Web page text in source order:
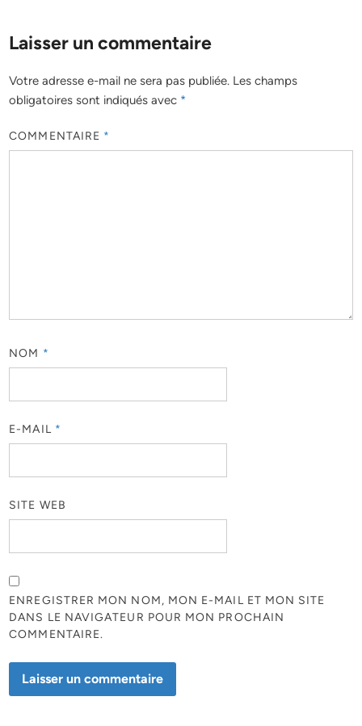
Laisser un commentaire
Votre adresse e-mail ne sera pas publiée. Les champs
obligatoires sont indiqués avec *
COMMENTAIRE *
NOM *
E-MAIL *
SITE WEB
ENREGISTRER MON NOM, MON E-MAIL ET MON SITE
DANS LE NAVIGATEUR POUR MON PROCHAIN
COMMENTAIRE.